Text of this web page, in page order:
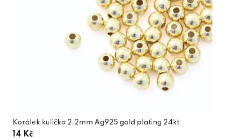
Korálek kulička 2,2mm Ag925 gold plating 24kt
14 Kč